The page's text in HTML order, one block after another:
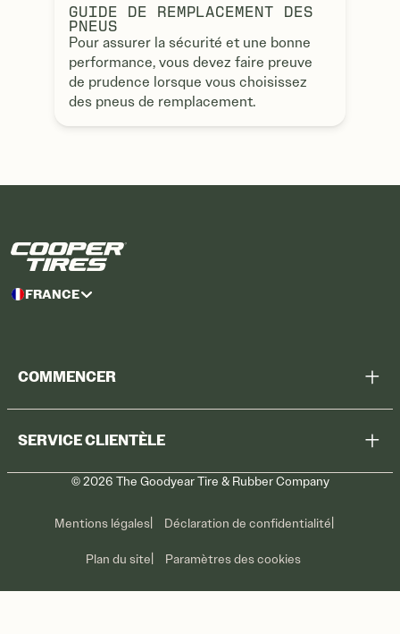
GUIDE DE REMPLACEMENT DES
PNEUS
Pour assurer la sécurité et une bonne
performance, vous devez faire preuve
de prudence lorsque vous choisissez
des pneus de remplacement.
FRANCE
COMMENCER
Contactez-nous
SERVICE CLIENTÈLE
Soins des pneus
©2026 The Goodyear Tire & Rubber Company
Mentions légales Déclaration de confidentialité
Plan du site Paramètres des cookies